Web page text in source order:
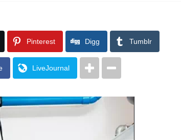
Pinterest Digg Tumblr
LiveJournal